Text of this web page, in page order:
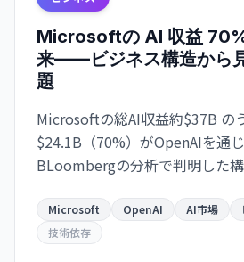
Microsoftの AI 収益
来——ビジネス構造から
題
Microsoftの総AI収益約$37B の
$24.1B（70%）がOpenAIを通じ
BLoombergの分析で判明した
務を浮き彫りにします。
Microsoft OpenAI AI市場
技術依存